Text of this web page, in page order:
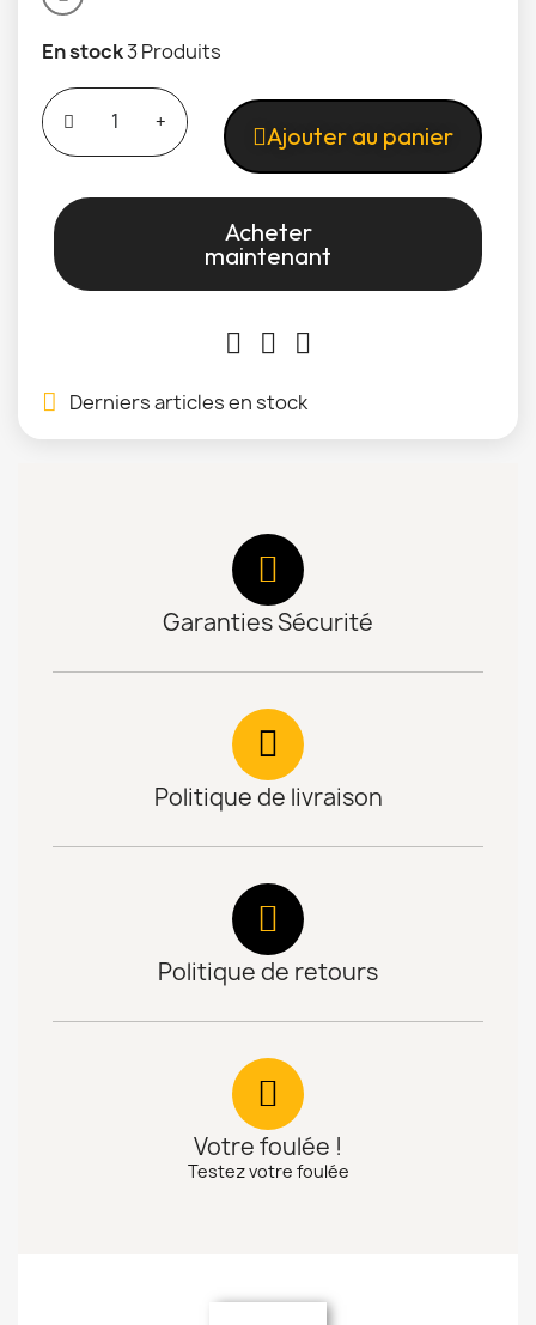
En stock3 Produits
Ajouter au panier
Acheter
maintenant
Derniers articles en stock
Garanties Sécurité
Politique de livraison
Politique de retours
Votre foulée !
Testez votre foulée